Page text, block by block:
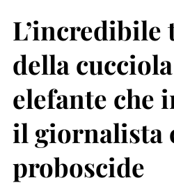
L’incredibile
della
elefante che
il giornalista
proboscide